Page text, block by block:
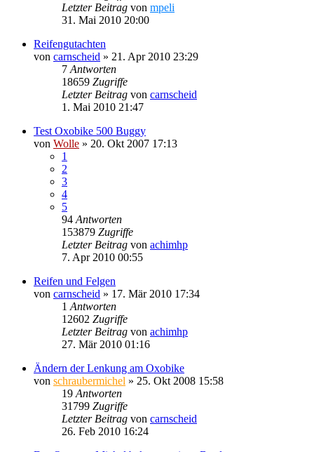
Letzter Beitrag von mpeli
31. Mai 2010 20:00
Reifengutachten
von carnscheid » 21. Apr 2010 23:29
7 Antworten
18659 Zugriffe
Letzter Beitrag von carnscheid
1. Mai 2010 21:47
Test Oxobike 500 Buggy
von Wolle » 20. Okt 2007 17:13
1
2
3
4
5
94 Antworten
153879 Zugriffe
Letzter Beitrag von achimhp
7. Apr 2010 00:55
Reifen und Felgen
von carnscheid » 17. Mär 2010 17:34
1 Antworten
12602 Zugriffe
Letzter Beitrag von achimhp
27. Mär 2010 01:16
Ändern der Lenkung am Oxobike
von schraubermichel » 25. Okt 2008 15:58
19 Antworten
31799 Zugriffe
Letzter Beitrag von carnscheid
26. Feb 2010 16:24